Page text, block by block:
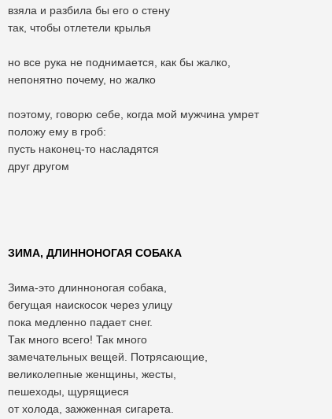
взяла и разбила бы его о стену
так, чтобы отлетели крылья
но все рука не поднимается, как бы жалко,
непонятно почему, но жалко
поэтому, говорю себе, когда мой мужчина умрет
положу ему в гроб:
пусть наконец-то насладятся
друг другом
ЗИМА, ДЛИННОНОГАЯ СОБАКА
Зима-это длинноногая собака,
бегущая наискосок через улицу
пока медленно падает снег.
Так много всего! Так много
замечательных вещей. Потрясающие,
великолепные женщины, жесты,
пешеходы, щурящиеся
от холода, зажженная сигарета.